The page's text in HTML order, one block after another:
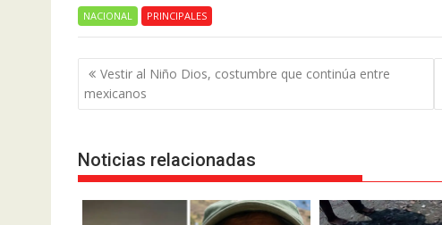
NACIONAL PRINCIPALES
Navegación
de
entradas
Vestir al Niño Dios, costumbre que continúa entre
mexicanos
Noticias relacionadas